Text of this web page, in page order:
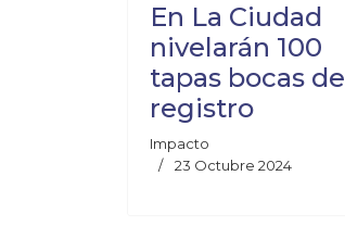
En La Ciudad
nivelarán 100
tapas bocas de
registro
Impacto
23 Octubre 2024